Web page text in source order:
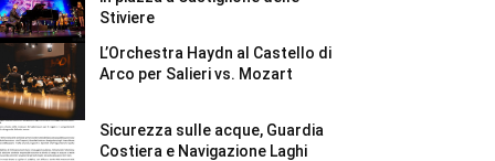
Stiviere
L’Orchestra Haydn al Castello di
Arco per Salieri vs. Mozart
Sicurezza sulle acque, Guardia
Costiera e Navigazione Laghi